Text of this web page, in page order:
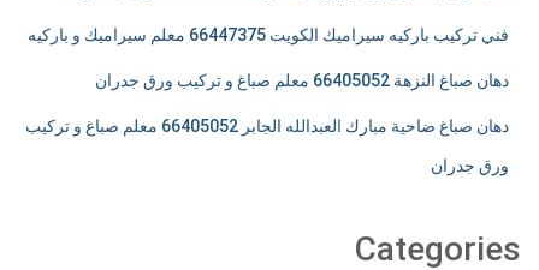
فني تركيب باركيه سيراميك الكويت 66447375 معلم سيراميك و باركيه
دهان صباغ النزهة 66405052 معلم صباغ و تركيب ورق جدران
دهان صباغ ضاحية مبارك العبدالله الجابر 66405052 معلم صباغ و تركيب
ورق جدران
Categories